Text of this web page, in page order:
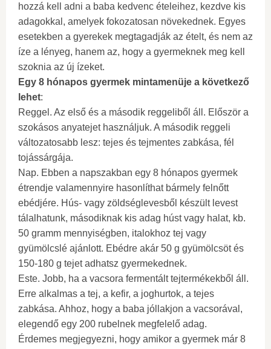
hozzá kell adni a baba kedvenc ételeihez, kezdve kis
adagokkal, amelyek fokozatosan növekednek. Egyes
esetekben a gyerekek megtagadják az ételt, és nem az
íze a lényeg, hanem az, hogy a gyermeknek meg kell
szoknia az új ízeket.
Egy 8 hónapos gyermek mintamenüje a következő
lehet:
Reggel. Az első és a második reggeliből áll. Először a
szokásos anyatejet használjuk. A második reggeli
változatosabb lesz: tejes és tejmentes zabkása, fél
tojássárgája.
Nap. Ebben a napszakban egy 8 hónapos gyermek
étrendje valamennyire hasonlíthat bármely felnőtt
ebédjére. Hús- vagy zöldséglevesből készült levest
tálalhatunk, másodiknak kis adag húst vagy halat, kb.
50 gramm mennyiségben, italokhoz tej vagy
gyümölcslé ajánlott. Ebédre akár 50 g gyümölcsöt és
150-180 g tejet adhatsz gyermekednek.
Este. Jobb, ha a vacsora fermentált tejtermékekből áll.
Erre alkalmas a tej, a kefir, a joghurtok, a tejes
zabkása. Ahhoz, hogy a baba jóllakjon a vacsorával,
elegendő egy 200 rubelnek megfelelő adag.
Érdemes megjegyezni, hogy amikor a gyermek már 8